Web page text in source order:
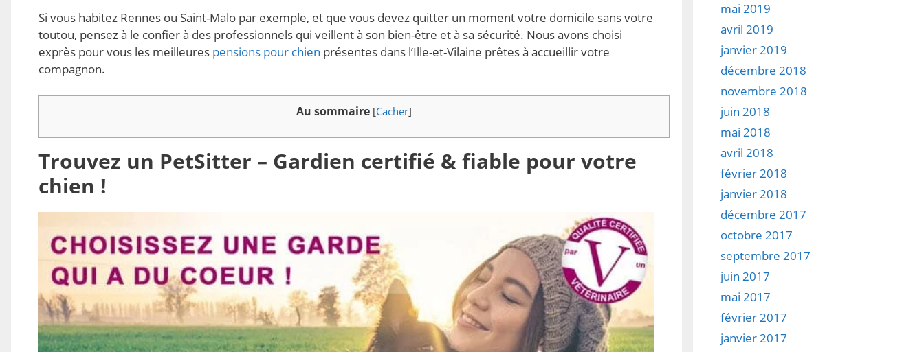
Si vous habitez Rennes ou Saint-Malo par exemple, et que vous devez quitter un moment votre domicile sans votre
toutou, pensez à le confier à des professionnels qui veillent à son bien-être et à sa sécurité. Nous avons choisi
exprès pour vous les meilleures pensions pour chie n présentes dans l’Ille-et-Vilaine prêtes à accueillir votre
compagnon.
Au sommaire [Cacher]
Trouvez un PetSitter – Gardien certifié & fiable pour votre
chien !
mai 2019
avril 2019
janvier 2019
décembre 2018
novembre 2018
juin 2018
mai 2018
avril 2018
février 2018
janvier 2018
décembre 2017
octobre 2017
septembre 2017
juin 2017
mai 2017
février 2017
janvier 2017